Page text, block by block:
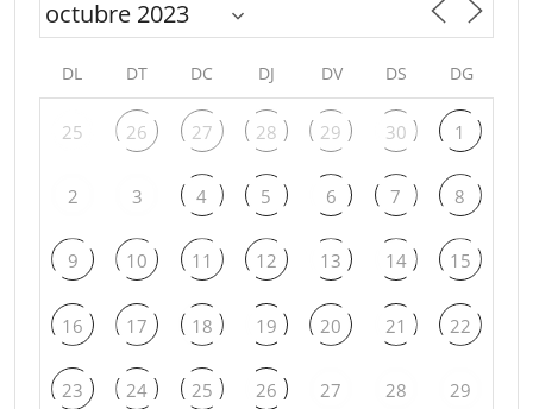
DL DT DC DJ DV DS DG
25 26 27 28 29 30 1
2 3 4 5 6 7 8
9 10 11 12 13 14 15
16 17 18 19 20 21 22
23 24 25 26 27 28 29